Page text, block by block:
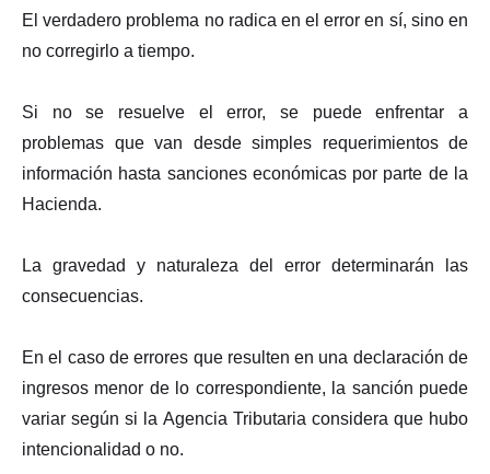
El verdadero problema no radica en el error en sí, sino en
no corregirlo a tiempo.
Si no se resuelve el error, se puede enfrentar a
problemas que van desde simples requerimientos de
información hasta sanciones económicas por parte de la
Hacienda.
La gravedad y naturaleza del error determinarán las
consecuencias.
En el caso de errores que resulten en una declaración de
ingresos menor de lo correspondiente, la sanción puede
variar según si la Agencia Tributaria considera que hubo
intencionalidad o no.